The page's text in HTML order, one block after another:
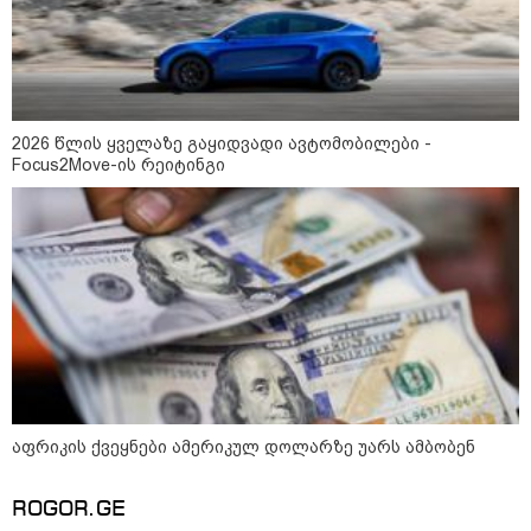
კატეგორიები
2026 წლის ყველაზე გაყიდვადი ავტომობილები -
Focus2Move-ის რეიტინგი
აფრიკის ქვეყნები ამერიკულ დოლარზე უარს ამბობენ
ROGOR.GE